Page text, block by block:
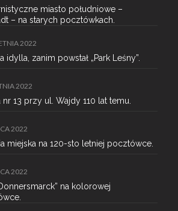
miasto południowe –
– na starych pocztówkach.
2022
idylla, zanim powstał „Park Leśny”.
2022
nr 13 przy ul. Wajdy 110 lat temu.
2022
miejska na 120-sto letniej pocztówce.
2022
na kolorowej